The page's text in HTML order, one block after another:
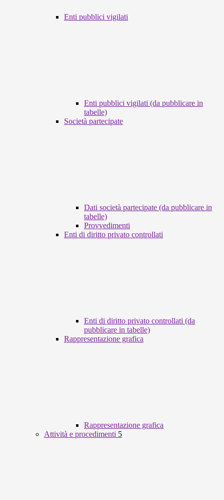
Enti pubblici vigilati
Enti pubblici vigilati (da pubblicare in
tabelle)
Società partecipate
Dati società partecipate (da pubblicare in
tabelle)
Provvedimenti
Enti di diritto privato controllati
Enti di diritto privato controllati (da
pubblicare in tabelle)
Rappresentazione grafica
Rappresentazione grafica
Attività e procedimenti 5